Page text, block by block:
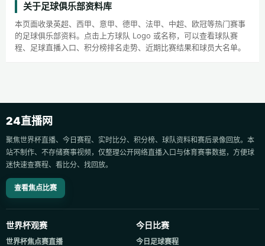
关于足球俱乐部资料库
本页面收录英超、西甲、意甲、德甲、法甲、中超、欧冠等热门赛事
的足球俱乐部资料。点击上方球队 Logo 或名称，可以查看球队赛
程、足球直播入口、积分榜排名走势、近期比赛结果和球员大名单。
24直播网
聚焦世界杯直播、今日赛程、实时比分、积分榜、球队资料和赛后录像回放。本
站不制作、不存储赛事视频，仅整理公开网络直播入口与体育赛事数据，方便球
迷快速查赛程、看比分、找回放。
查看焦点比赛
世界杯观赛
世界杯焦点赛直播
今日比赛
今日足球赛程